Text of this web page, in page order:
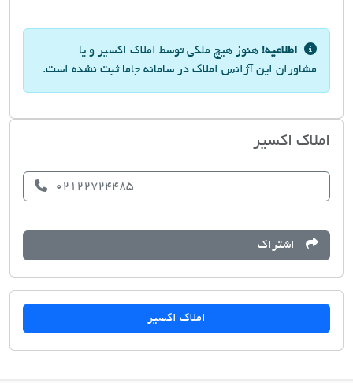
اطلاعیه! هنوز هیچ ملکی توسط املاک اکسیر و یا
مشاوران این آژانس املاک در سامانه جاما ثبت نشده است.
املاک اکسیر
02122724485
اشتراک
املاک اکسیر